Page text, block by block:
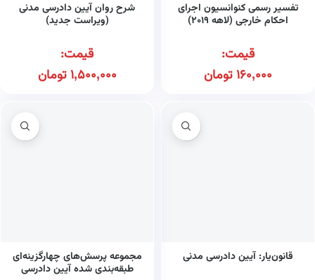
تفسیر رسمی کنوانسیون اجرای
احکام خارجی (لاهه ۲۰۱۹)
قیمت:
160,000تومان
شرح روان آیین دادرسی مدنی
(ویراست جدید)
قیمت:
1,500,000تومان
قانون‌یار: آیین دادرسی مدنی
مجموعه پرسش‌های چهارگزینه‌ای
طبقه‌بندی شده آیین دادرسی